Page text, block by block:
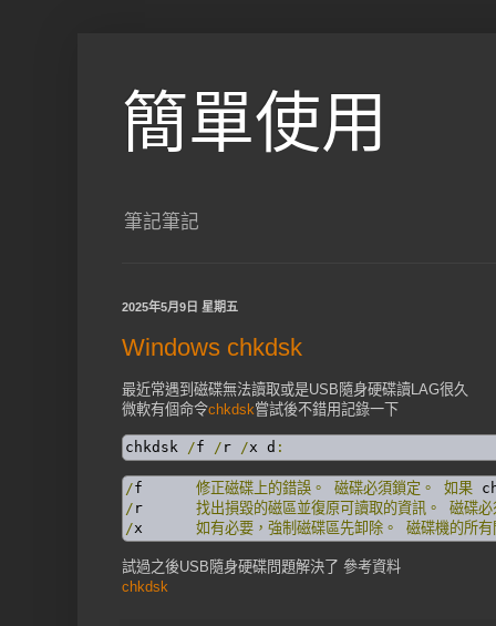
簡單使用
筆記筆記
2025年5月9日 星期五
Windows chkdsk
最近常遇到磁碟無法讀取或是USB隨身硬碟讀LAG很久
微軟有個命令chkdsk嘗試後不錯用記錄一下
chkdsk /f / r /x d :
/ 修正磁碟上的錯誤。 磁碟必須鎖定。 如果
/
找出損毀的磁區並復原可讀取的資訊。
磁碟必
/
如有必要，強制磁碟區先卸除。 磁碟機的所
試過之後USB隨身硬碟問題解決了 參考資料
chkdsk